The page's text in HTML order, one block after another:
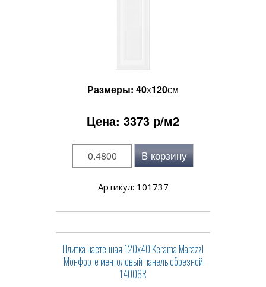
Размеры: 40x120см
Цена: 3373 р/м2
В корзину
Артикул: 101737
Плитка настенная 120x40 Kerama Marazzi
Монфорте ментоловый панель обрезной
14006R